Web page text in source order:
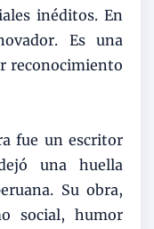
inéditos. En
Es una
reconocimiento
fue un escritor
una huella
Su obra,
social, humor